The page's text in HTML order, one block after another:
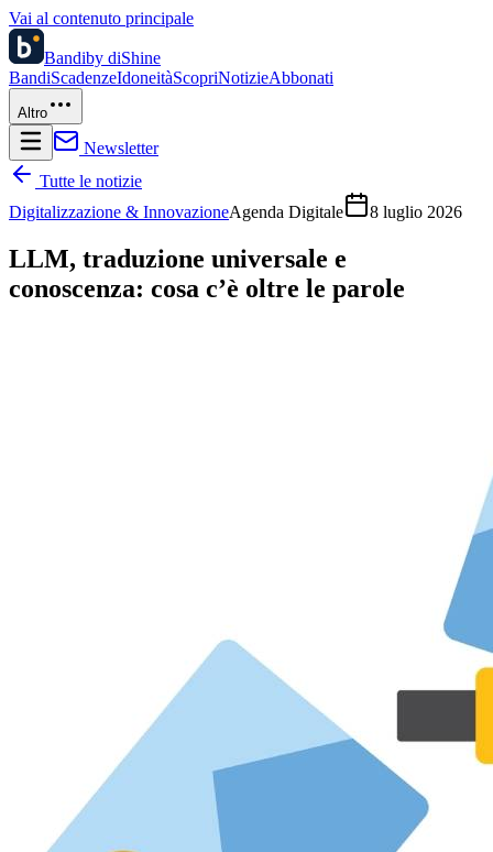
Vai al contenuto principale
Bandiby diShine
BandiScadenzeIdoneitàScopriNotizieAbbonati
Altro
Newsletter
Tutte le notizie
Digitalizzazione & InnovazioneAgenda Digitale 8 luglio 2026
LLM, traduzione universale e
conoscenza: cosa c’è oltre le parole